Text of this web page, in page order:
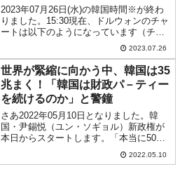
2023年07月26日(水)の韓国時間※が終わ
りました。15:30現在、ドルウォンのチャ
ートは以下のようになっています（チャ
ートは『Investing.com』より引用）。残
念ながら陰転しました(笑)。現在のところ
「1ドル＝1,274ウォン...
2023.07.26
世界が緊縮に向かう中、韓国は35
兆まく！「韓国は財政パ－ティー
を続けるのか」と警鐘
さあ2022年05月10日となりました。韓
国・尹錫悦（ユン・ソギョル）新政権が
本日からスタートします。「本当に50兆
ウォンまくのか」と注目されていた、尹
錫悦（ユン・ソギョル）さんの公約「小
2022.05.10